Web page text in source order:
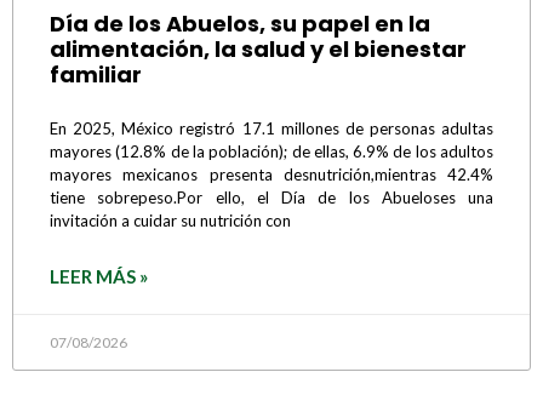
Día de los Abuelos, su papel en la
alimentación, la salud y el bienestar
familiar
En 2025, México registró 17.1 millones de personas adultas
mayores (12.8% de la población); de ellas, 6.9% de los adultos
mayores mexicanos presenta desnutrición,mientras 42.4%
tiene sobrepeso.Por ello, el Día de los Abueloses una
invitación a cuidar su nutrición con
LEER MÁS »
07/08/2026